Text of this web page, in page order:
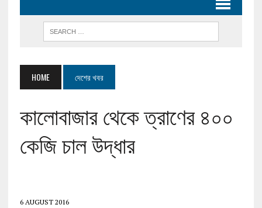
HOME দেশের খবর
কালোবাজার থেকে ত্রাণের ৪০০
কেজি চাল উদ্ধার
6 AUGUST 2016